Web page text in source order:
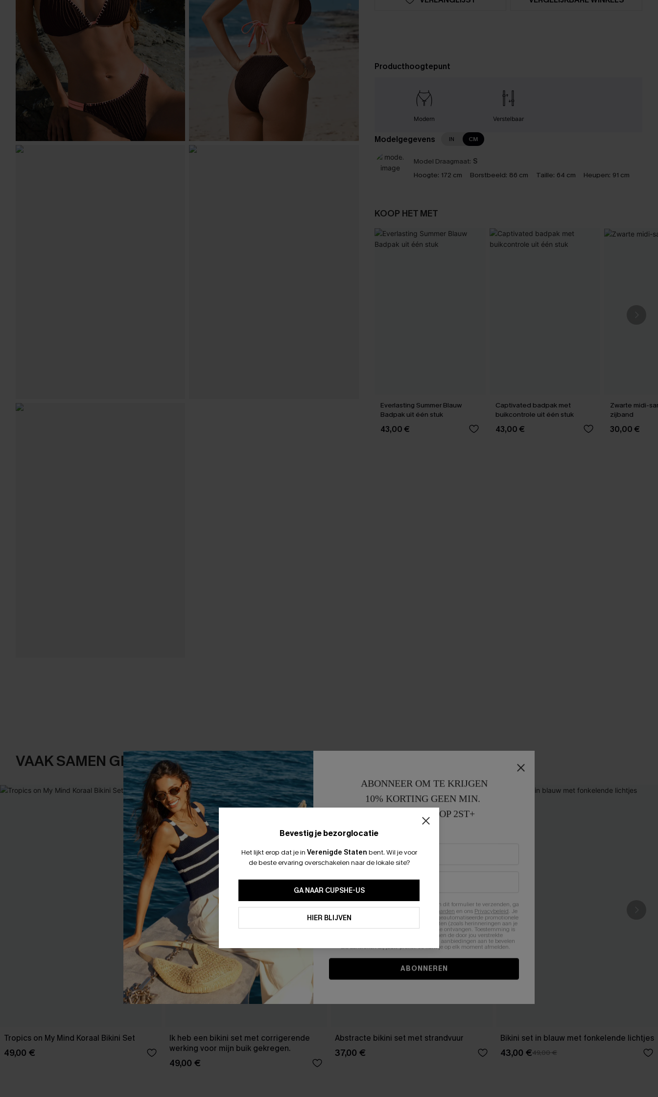
Producthoogtepunt
Modern Verstelbaar
Modelgegevens IN CM
Model Draagmaat: S
Hoogte: 172 cm Borstbeeld: 86 cm Taille: 64 cm Heupen: 91 cm
KOOP HET MET
Everlasting Summer Blauw
Badpak uit één stuk
43,00 €
Captivated badpak met
buikcontrole uit één stuk
43,00 €
Zwarte midi-
zijband
30,00 €
VAAK SAMEN GEKOCHT
Tropics on My Mind Koraal Bikini Set
49,00 €
Ik heb een bikini set met corrigerende
werking voor mijn buik gekregen.
49,00 €
Abstracte bikini set met strandvuur
37,00 €
Bikini set in blauw met fonkelende lichtjes
43,00 €49,00 €
Bevestig je bezorglocatie
Het lijkt erop dat je in Verenigde Staten bent. Wil je voor
de beste ervaring overschakelen naar de lokale site?
GA NAAR CUPSHE-US
HIER BLIJVEN
ABONNEER OM TE KRIJGEN
10% KORTING GEEN MIN.
15% KORTING OP 2ST+
Door je contactgegevens in te vullen en dit formulier te verzenden, ga
Algemene Voorwaarden en ons Privacybeleid. Je
stemt er tevens mee in om herhaalde geautomatiseerde promotionele
en gepersonaliseerde marketingberichten (zoals herinneringen aan je
winkelwagen) en e-mails van Cupshe te ontvangen. Toestemming is
niet vereist voor een aankoop. We kunnen de door jou verstrekte
informatie gebruiken om producten en aanbiedingen aan te bevelen
die aansluiten bij jouw profiel. Je kunt je op elk moment afmelden.
ABONNEREN